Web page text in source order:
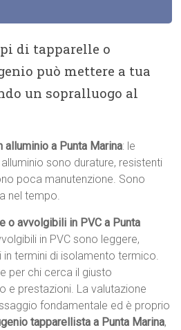
di tapparelle o
può mettere a tua
un sopralluogo al
a Punta Marina: le
sono durature, resistenti
poca manutenzione. Sono
nel tempo.
o avvolgibili in PVC a Punta
in PVC sono leggere,
termini di isolamento termico.
per chi cerca il giusto
e prestazioni. La valutazione
fondamentale ed è proprio
tapparellista a Punta Marina,